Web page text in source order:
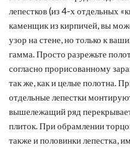
лепестков (из 4-х отдельных
каменщик из кирпичей, вы
узор на стене, но только к
гамма. Просто разрежьте
согласно прорисованному
так же, как и целые полотна.
отдельные лепестки
вышележащий ряд
плиток. При обрамлении
также и половинки лепестка,